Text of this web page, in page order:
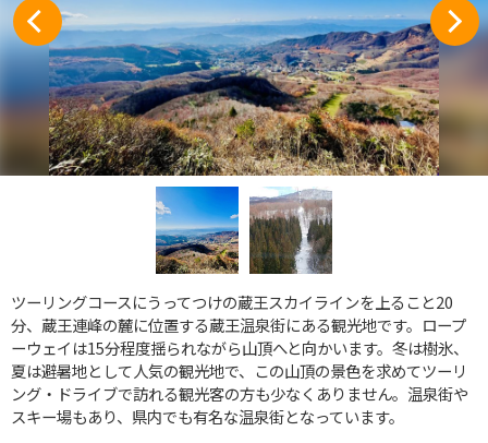
ツーリングコースにうってつけの蔵王スカイラインを上ること20
分、蔵王連峰の麓に位置する蔵王温泉街にある観光地です。ロープ
ーウェイは15分程度揺られながら山頂へと向かいます。冬は樹氷、
夏は避暑地として人気の観光地で、この山頂の景色を求めてツーリ
ング・ドライブで訪れる観光客の方も少なくありません。温泉街や
スキー場もあり、県内でも有名な温泉街となっています。